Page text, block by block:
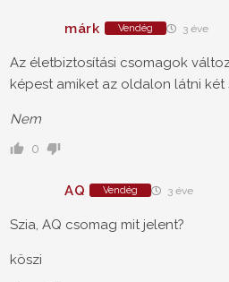
márk Vendég 3 éve
Az életbiztosítási csomagok
képest amiket az oldalon látni két
Nem
0
AQ Vendég 3 éve
Szia, AQ csomag mit jelent?
köszi